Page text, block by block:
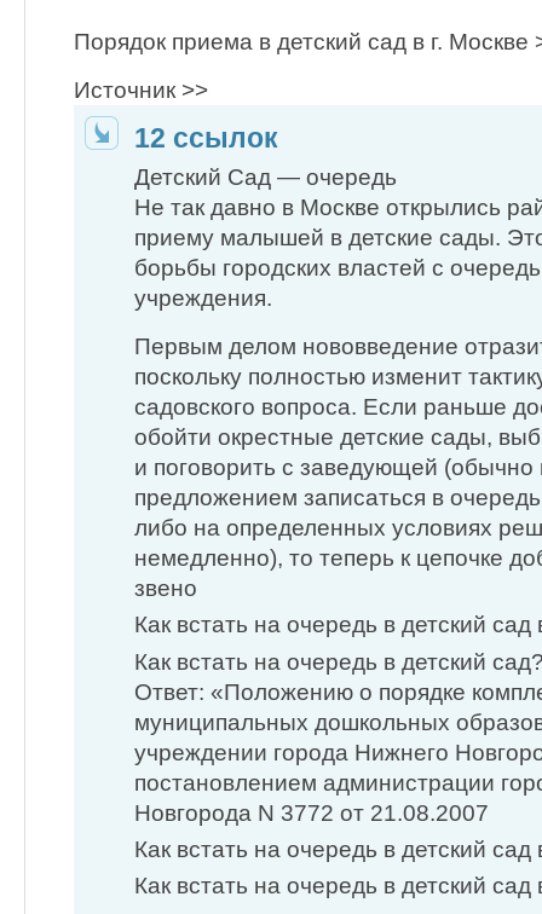
Порядок приема в детский сад в г. Москве
Источник >>
12 ссылок
Детский Сад — очередь
Не так давно в Москве открылись
приему малышей в детские сады.
борьбы городских властей с
учреждения.
Первым делом нововведение
поскольку полностью изменит
садовского вопроса. Если раньше
обойти окрестные детские сады,
и поговорить с заведующей (обычно
предложением записаться в
либо на определенных условиях
немедленно), то теперь к цепочке
звено
Как встать на очередь в детский
Как встать на очередь в детский
Ответ: «Положению о порядке
муниципальных дошкольных
учреждении города Нижнего
постановлением администрации
Новгорода N 3772 от 21.08.2007
Как встать на очередь в детский
Как встать на очередь в детский